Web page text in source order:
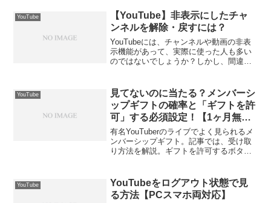
も利用できる？」について解説していき
ます。YouT...
YouTube
【YouTube】非表示にしたチャ
ンネルを解除・戻すには？
YouTubeには、チャンネルや動画の非表
示機能があって、実際に使った人も多い
のではないでしょうか？しかし、間違っ
「【YouTube】非表示にした動画やチャ
ンネルを解除...
YouTube
見てないのに当たる？メンバーシ
ップギフトの確率と「ギフトを許
可」する必須設定！【1ヶ月無
料】を受け取ろう！
有名YouTuberのライブでよく見られるメ
ンバーシップギフト。記事では、受け取
り方法を解説。ギフトを許可するボタン
選確率や終了後の料金についても。
YouTube
YouTubeをログアウト状態で見
る方法【PCスマホ両対応】